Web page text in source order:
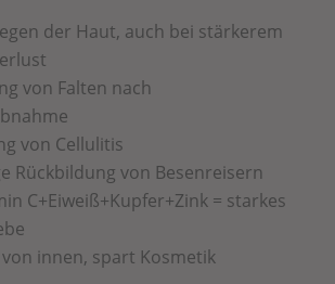
der Haut, auch bei stärkerem
von Falten nach
von Cellulitis
Rückbildung von Besenreisern
C+Eiweiß+Kupfer+Zink = starkes
innen, spart Kosmetik